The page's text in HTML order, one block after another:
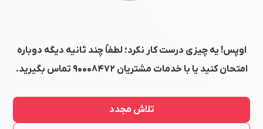
اوپس! یه چیزی درست کار نکرد؛ لطفاً چند ثانیه دیگه دوباره
امتحان کنید یا با خدمات مشتریان ۹۰۰۰۸۴۷۲ تماس بگیرید.
تلاش مجدد